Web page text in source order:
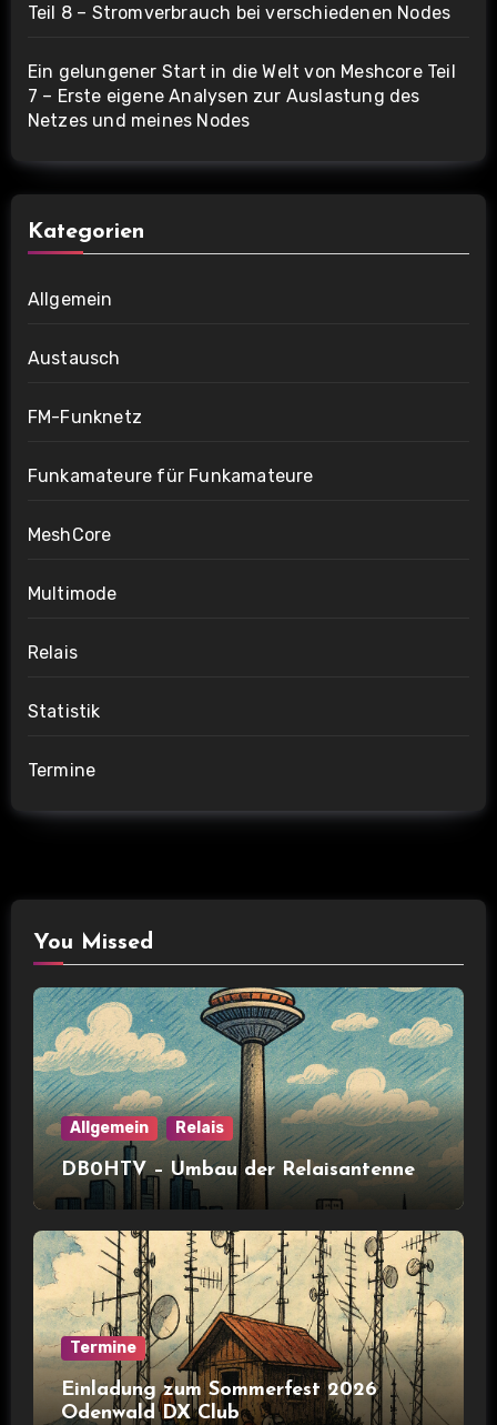
Teil 8 – Stromverbrauch bei verschiedenen Nodes
Ein gelungener Start in die Welt von Meshcore Teil
7 – Erste eigene Analysen zur Auslastung des
Netzes und meines Nodes
Kategorien
Allgemein
Austausch
FM-Funknetz
Funkamateure für Funkamateure
MeshCore
Multimode
Relais
Statistik
Termine
You Missed
Allgemein Relais
DB0HTV – Umbau der Relaisantenne
Termine
Einladung zum Sommerfest 2026
Odenwald DX Club